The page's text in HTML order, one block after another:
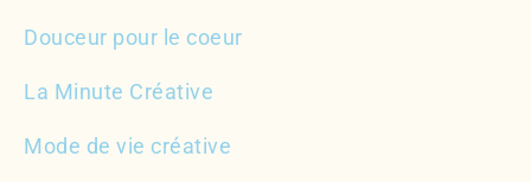
Douceur pour le coeur
La Minute Créative
Mode de vie créative